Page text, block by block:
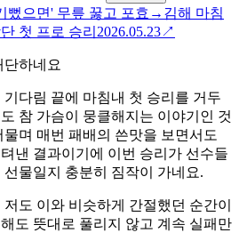
뻤으면' 무릎 꿇고 포효→김해 마침
첫 프로 승리 2026.05.23↗
다림 끝에 마침내 첫 승리를 거두
참 가슴이 뭉클해지는 이야기인 것
며 매번 패배의 쓴맛을 보면서도
낸 결과이기에 이번 승리가 선수들
물일지 충분히 짐작이 가네요.
도 이와 비슷하게 간절했던 순간이
도 뜻대로 풀리지 않고 계속 실패만